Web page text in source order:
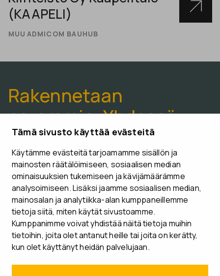
Tämä sivusto käyttää evästeitä
Käytämme evästeitä tarjoamamme sisällön ja
mainosten räätälöimiseen, sosiaalisen median
ominaisuuksien tukemiseen ja kävijämäärämme
analysoimiseen. Lisäksi jaamme sosiaalisen median,
mainosalan ja analytiikka-alan kumppaneillemme
tietoja siitä, miten käytät sivustoamme.
Kumppanimme voivat yhdistää näitä tietoja muihin
tietoihin, joita olet antanut heille tai joita on kerätty,
kun olet käyttänyt heidän palvelujaan.
(KAAPELI)
MUU ADMICOM BAUHUB
Rakennetaan
paremmin. Yhdessä.
VARAA ESITTELYAIKA
Seuraa meitä